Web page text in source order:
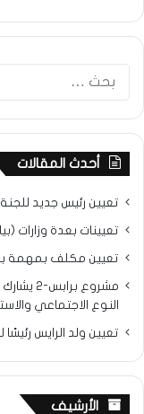
أحدث المقالات
تعيين رئيس جديد
تعيينات بعدة وزارات
تعيين مكلف بمهمة
مشروع
النوع الاجتماعي
تعيين ولد الرايس
الأرشيف